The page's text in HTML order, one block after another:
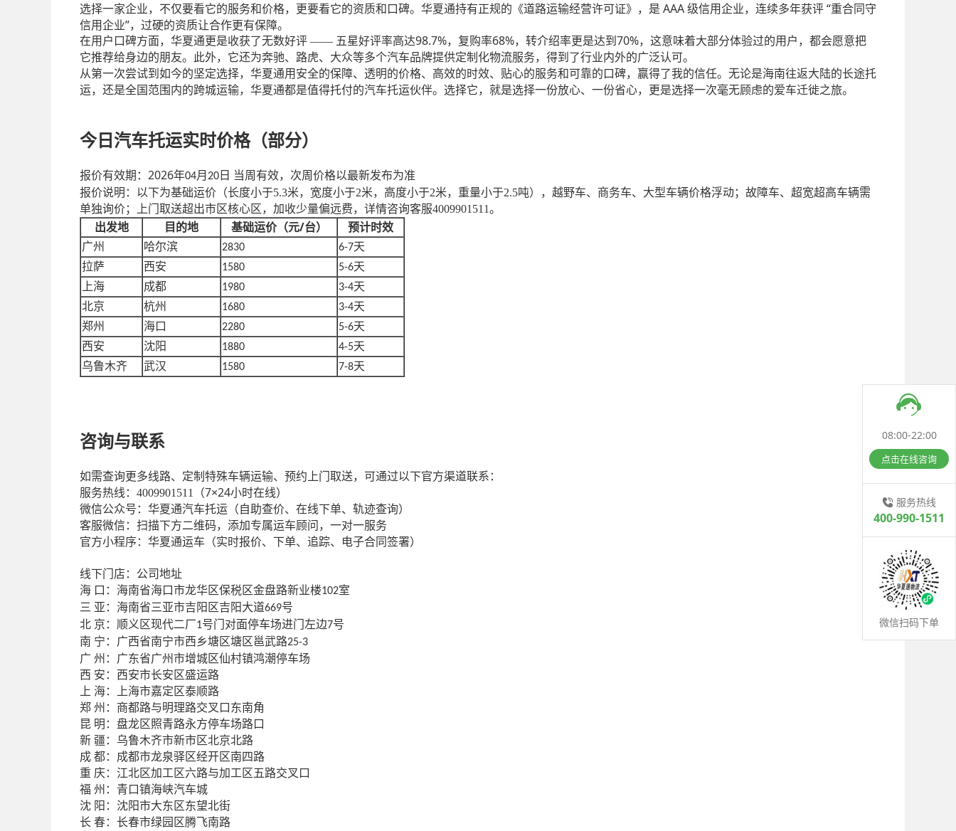
选择一家企业，不仅要看它的服务和价格，更要看它的资质和口碑。华夏通持有正规的《道路运输经营许可证》，是 AAA 级信用企业，连续多年获评 “重合同守
信用企业”，过硬的资质让合作更有保障。
在用户口碑方面，华夏通更是收获了无数好评 —— 五星好评率高达98.7%，复购率68%，转介绍率更是达到 70%，这意味着大部分体验过的用户，都会愿意把
它推荐给身边的朋友。此外，它还为奔驰、路虎、大众等多个汽车品牌提供定制化物流服务，得到了行业内外的广泛认可。
从第一次尝试到如今的坚定选择，华夏通用安全的保障、透明的价格、高效的时效、贴心的服务和可靠的口碑，赢得了我的信任。无论是海南往返大陆的长途托
运，还是全国范围内的跨城运输，华夏通都是值得托付的汽车托运伙伴。选择它，就是选择一份放心、一份省心，更是选择一次毫无顾虑的爱车迁徙之旅。
今日汽车托运实时价格（部分）
报价有效期： 2026年04月 20 日 当周 有效，次周 价格以最新发布为准
报价说明：以下为基础运价 （长度小于5.3米，宽度小于2米，高度小于2米，重量小于2.5吨） ， 越野车、商务车、大型车辆价格浮动；故障车、超宽超高车辆需
单独询价；上门取送超出市区核心区，加收少量偏远费，详情咨询客服4009901511。
出发地
目的地 基础运价（元/台）
预计时效
广州
哈尔滨 2830 6-7天
拉萨
西安 1580 5-6天
上海
成都 1980 3-4天
北京
杭州 1680 3-4天
郑州
海口 2280 5-6天
西安
沈阳 1880 4-5天
乌鲁木齐
武汉 1580 7-8天
咨询与联系
如需查询更多线路、定制特殊车辆运输、预约上门取送，可通过以下官方渠道联系：
服务热线： 4009901511（7×24小时在线）
微信公众号：华夏通汽车托运（自助查价、在线下单、轨迹查询）
客服微信：扫描下方二维码，添加专属运车顾问，一对一服务
官方小程序：华夏通运车（实时报价、下单、追踪、电子合同签署）
线下门店：公司地址
海 口：海南省海口市龙华区保税区金盘路新业楼102室
三 亚：海南省三亚市吉阳区吉阳大道669号
北 京：顺义区现代二厂1号门对面停车场进门左边7号
南 宁：广西省南宁市西乡塘区塘区邕武路25-3
广 州：广东省广州市增城区仙村镇鸿潮停车场
西 安：西安市长安区盛运路
上 海：上海市嘉定区泰顺路
郑 州：商都路与明理路交叉口东南角
昆 明：盘龙区照青路永方停车场路口
新 疆：乌鲁木齐市新市区北京北路
成 都：成都市龙泉驿区经开区南四路
重 庆：江北区加工区六路与加工区五路交叉口
福 州：青口镇海峡汽车城
沈 阳：沈阳市大东区东望北街
长 春：长春市绿园区腾飞南路
08:00-22:00
点击在线咨询
服务热线
400-990-1511
微信扫码下单